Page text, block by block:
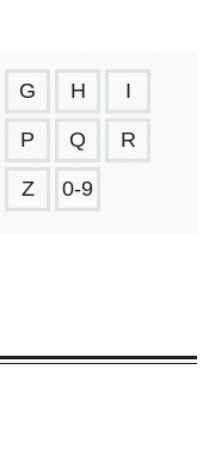
G H I
P Q R
Z 0-9